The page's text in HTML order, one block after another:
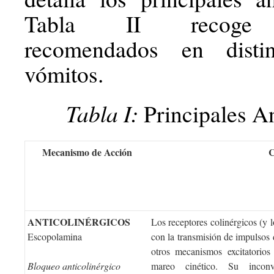
Tabla II recoge
recomendados en
vómitos.
Tabla I: Principales
Mecanismo de Acción
ANTICOLINÉRGICOS
Escopolamina
Bloqueo anticolinérgico
Los receptores colinérgicos (y
con la transmisión de
otros mecanismos
mareo cinético. Su